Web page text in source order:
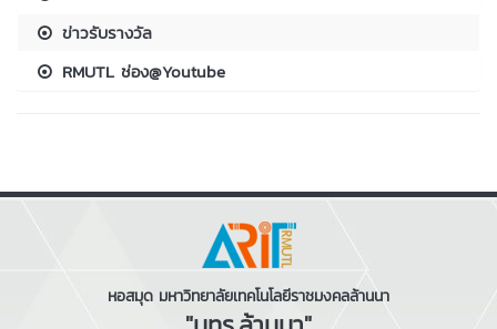
ข่าวรับรางวัล
RMUTL ช่อง@Youtube
หอสมุด มหาวิทยาลัยเทคโนโลยีราชมงคลล้านนา